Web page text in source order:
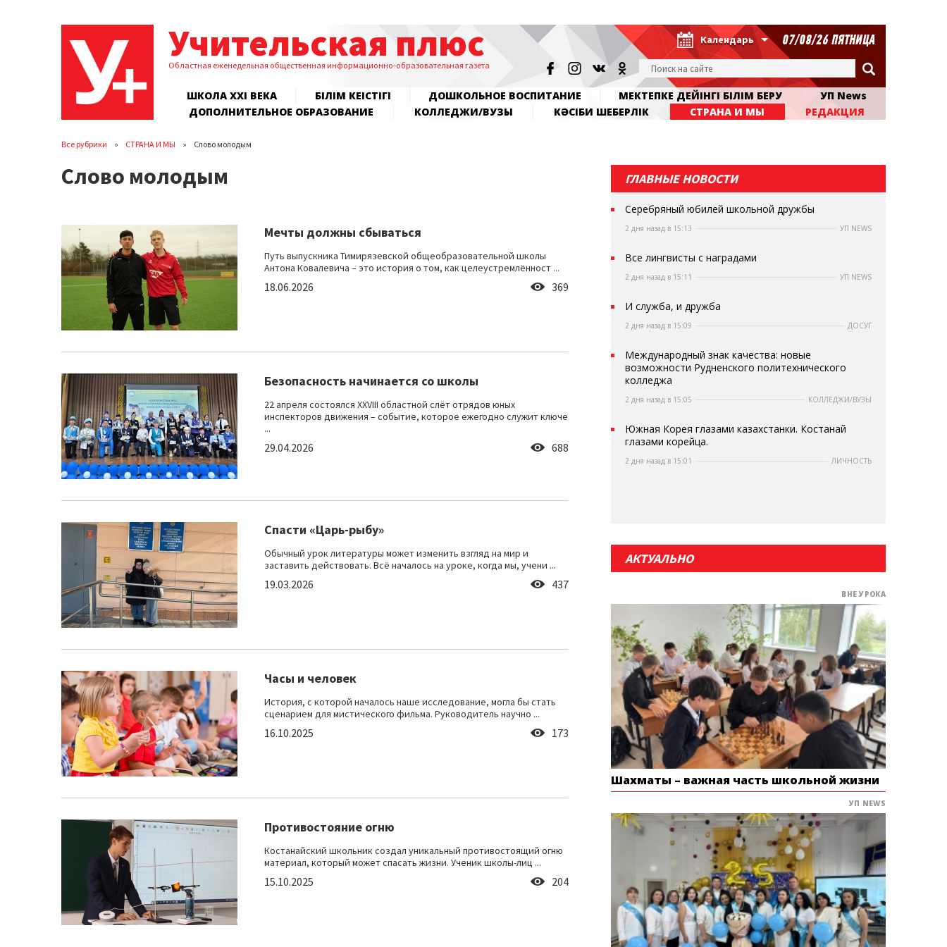
Учительская плюс
Областная еженедельная общественная информационно-образовательная газета
Календарь 07/08/26 ПЯТНИЦА
ШКОЛА XXI ВЕКА БІЛІМ КЕҢІСТІГІ ДОШКОЛЬНОЕ ВОСПИТАНИЕ МЕКТЕПКЕ ДЕЙІНГІ БІЛІМ БЕРУ
УП News
ДОПОЛНИТЕЛЬНОЕ ОБРАЗОВАНИЕ
КОЛЛЕДЖИ/ВУЗЫ КӘСІБИ ШЕБЕРЛІК СТРАНА И МЫ РЕДАКЦИЯ
Все рубрики СТРАНА И МЫ Слово молодым
Слово молодым
Мечты должны сбываться
Путь выпускника Тимирязевской общеобразовательной школы
Антона Ковалевича – это история о том, как целеустремлённост ...
18.06.2026 369
Безопасность начинается со школы
22 апреля состоялся XXVIII областной слёт отрядов юных
инспекторов движения – событие, которое ежегодно служит ключе
...
29.04.2026 688
Спасти «Царь-рыбу»
Обычный урок литературы может изменить взгляд на мир и
заставить действовать. Всё началось на уроке, когда мы, учени ...
19.03.2026 437
Часы и человек
История, с которой началось наше исследование, могла бы стать
сценарием для мистического фильма. Руководитель научно ...
16.10.2025 173
Противостояние огню
Костанайский школьник создал уникальный противостоящий огню
материал, который может спасать жизни. Ученик школы-лиц ...
15.10.2025 204
ГЛАВНЫЕ НОВОСТИ
Серебряный юбилей школьной дружбы
2 дня назад в 15:13 УП NEWS
Все лингвисты с наградами
2 дня назад в 15:11 УП NEWS
И служба, и дружба
2 дня назад в 15:09 ДОСУГ
Международный знак качества: новые
возможности Рудненского политехнического
колледжа
2 дня назад в 15:05 КОЛЛЕДЖИ/ВУЗЫ
Южная Корея глазами казахстанки. Костанай
глазами корейца.
2 дня назад в 15:01 ЛИЧНОСТЬ
АКТУАЛЬНО
ВНЕ УРОКА
Шахматы – важная часть школьной жизни
УП NEWS